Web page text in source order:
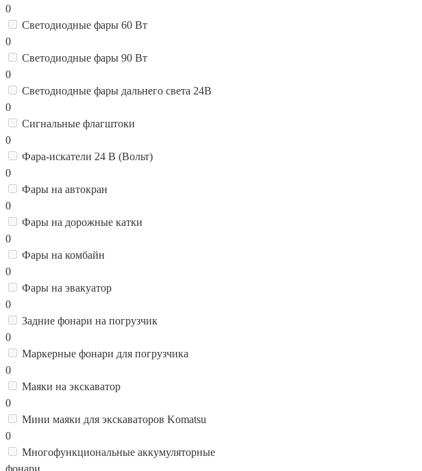
0
Светодиодные фары 60 Вт
0
Светодиодные фары 90 Вт
0
Светодиодные фары дальнего света 24В
0
Сигнальные флагштоки
0
Фара-искатели 24 В (Вольт)
0
Фары на автокран
0
Фары на дорожные катки
0
Фары на комбайн
0
Фары на эвакуатор
0
Задние фонари на погрузчик
0
Маркерные фонари для погрузчика
0
Маяки на экскаватор
0
Мини маяки для экскаваторов Komatsu
0
Многофункциональные аккумуляторные
фонари